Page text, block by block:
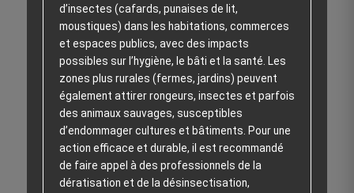
d’insectes (cafards, punaises de lit,
moustiques) dans les habitations, commerces
et espaces publics, avec des impacts
possibles sur l’hygiène, le bâti et la santé. Les
zones plus rurales (fermes, jardins) peuvent
également attirer rongeurs, insectes et parfois
des animaux sauvages, susceptibles
d’endommager cultures et bâtiments. Pour une
action efficace et durable, il est recommandé
de faire appel à des professionnels de la
dératisation et de la désinsectisation,